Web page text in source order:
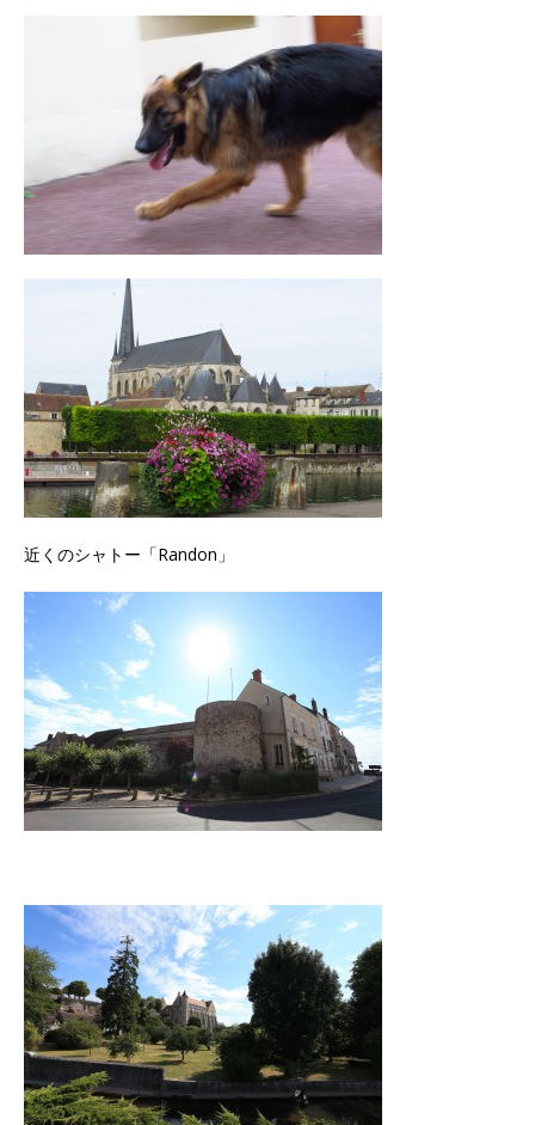
近くのシャトー「Randon」